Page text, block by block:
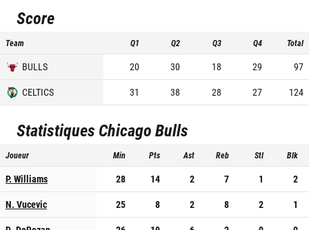
Score
Team Q1 Q2 Q3 Q4 Total
BULLS 20 30 18 29
97
CELTICS
31 38 28 27 124
Statistiques Chicago Bulls
Joueur Min Pts Ast Reb Stl Blk
P. Williams 28 14 2 7 1
2
N. Vucevic
25 8 2 8 2
1